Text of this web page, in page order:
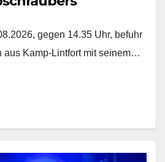
gegen 14.35 Uhr, befuhr
aus Kamp-Lintfort mit seinem…